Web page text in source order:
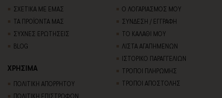
ΣΧΕΤΙΚΑ ΜΕ ΕΜΑΣ
ΤΑ ΠΡΟΪΟΝΤΑ ΜΑΣ
ΣΥΧΝΕΣ ΕΡΩΤΗΣΕΙΣ
BLOG
Ο ΛΟΓΑΡΙΑΣΜΟΣ ΜΟΥ
ΣΥΝΔΕΣΗ / ΕΓΓΡΑΦΗ
ΤΟ ΚΑΛΑΘΙ ΜΟΥ
ΛΙΣΤΑ ΑΓΑΠΗΜΕΝΩΝ
ΙΣΤΟΡΙΚΟ ΠΑΡΑΓΓΕΛΙΩΝ
ΤΡΟΠΟΙ ΠΛΗΡΩΜΗΣ
ΤΡΟΠΟΙ ΑΠΟΣΤΟΛΗΣ
ΧΡΗΣΙΜΑ
ΠΟΛΙΤΙΚΗ ΑΠΟΡΡΗΤΟΥ
ΠΟΛΙΤΙΚΗ ΕΠΙΣΤΡΟΦΩΝ